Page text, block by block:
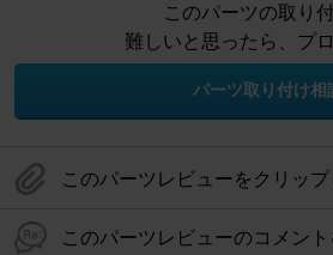
このパーツの取り
難しいと思ったら、プ
パーツ取り付け相
このパーツレビューをクリッ
このパーツレビューのコメント